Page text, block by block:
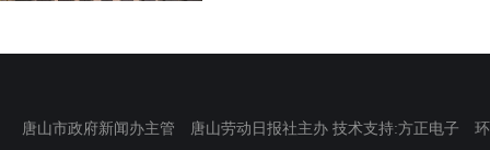
唐山市政府新闻办主管 唐山劳动日报社主办 技术支持:方正电子